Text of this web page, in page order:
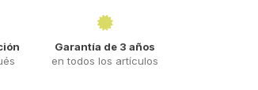
Garantía de 3 años
en todos los artículos